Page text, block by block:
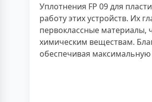
Уплотнения FP 09 для
работу этих устройств. Их
первоклассные материалы,
химическим веществам.
обеспечивая максимальную